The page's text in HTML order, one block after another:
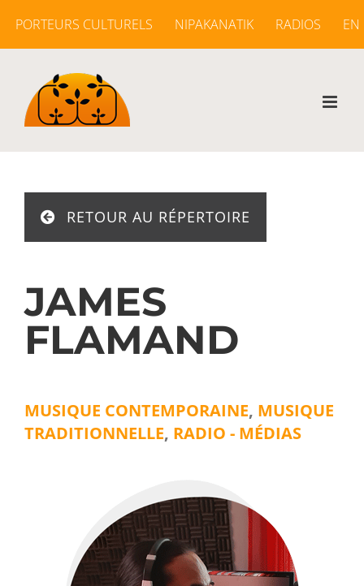
au
contenu
PORTEURS CULTURELS NIPAKANATIK RADIOS EN
RETOUR AU RÉPERTOIRE
JAMES
FLAMAND
MUSIQUE CONTEMPORAINE, MUSIQUE
TRADITIONNELLE, RADIO - MÉDIAS